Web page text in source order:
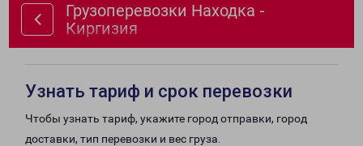
Грузоперевозки Находка -
Киргизия
Узнать тариф и срок перевозки
Чтобы узнать тариф, укажите город отправки, город
доставки, тип перевозки и вес груза.